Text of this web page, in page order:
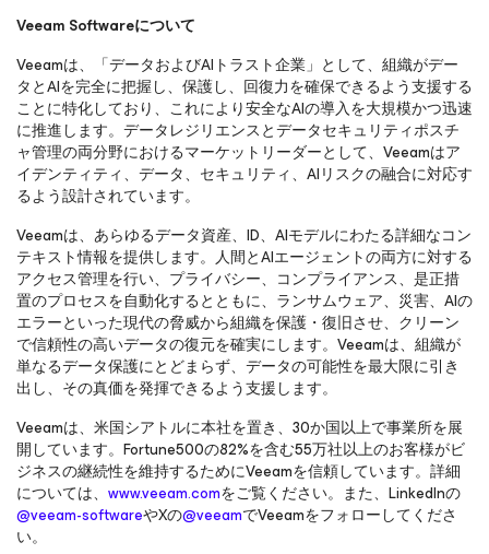
Veeam Softwareについて
Veeamは、「データおよびAIトラスト企業」として、組織がデー
タとAIを完全に把握し、保護し、回復力を確保できるよう支援する
ことに特化しており、これにより安全なAIの導入を大規模かつ迅速
に推進します。データレジリエンスとデータセキュリティポスチ
ャ管理の両分野におけるマーケットリーダーとして、Veeamはア
イデンティティ、データ、セキュリティ、AIリスクの融合に対応す
るよう設計されています。
Veeamは、あらゆるデータ資産、ID、AIモデルにわたる詳細なコン
テキスト情報を提供します。人間とAIエージェントの両方に対する
アクセス管理を行い、プライバシー、コンプライアンス、是正措
置のプロセスを自動化するとともに、ランサムウェア、災害、AIの
エラーといった現代の脅威から組織を保護・復旧させ、クリーン
で信頼性の高いデータの復元を確実にします。Veeamは、組織が
単なるデータ保護にとどまらず、データの可能性を最大限に引き
出し、その真価を発揮できるよう支援します。
Veeamは、米国シアトルに本社を置き、30か国以上で事業所を展
開しています。Fortune500の82%を含む55万社以上のお客様がビ
ジネスの継続性を維持するためにVeeamを信頼しています。詳細
については、 www.veeam.comをご覧ください。また、LinkedInの
@veeam-softwareやXの@veeamでVeeamをフォローしてくださ
い。